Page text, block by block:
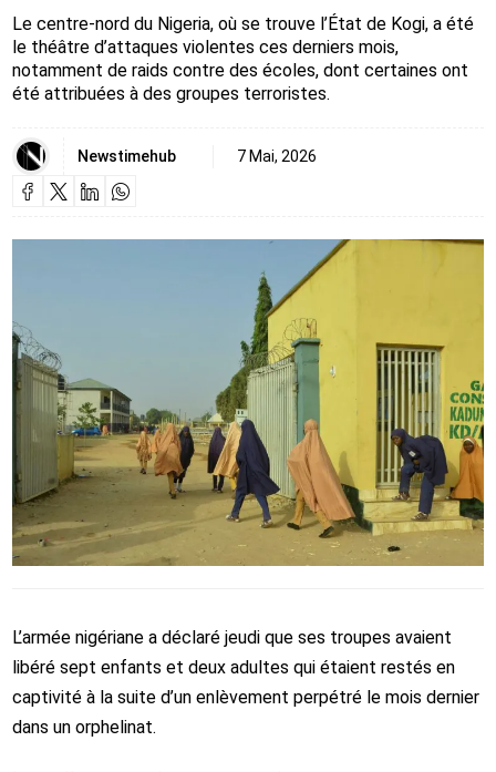
Le centre-nord du Nigeria, où se trouve l’État de Kogi, a été
le théâtre d’attaques violentes ces derniers mois,
notamment de raids contre des écoles, dont certaines ont
été attribuées à des groupes terroristes.
Newstimehub 7 Mai, 2026
L’armée nigériane a déclaré jeudi que ses troupes avaient
libéré sept enfants et deux adultes qui étaient restés en
captivité à la suite d’un enlèvement perpétré le mois dernier
dans un orphelinat.